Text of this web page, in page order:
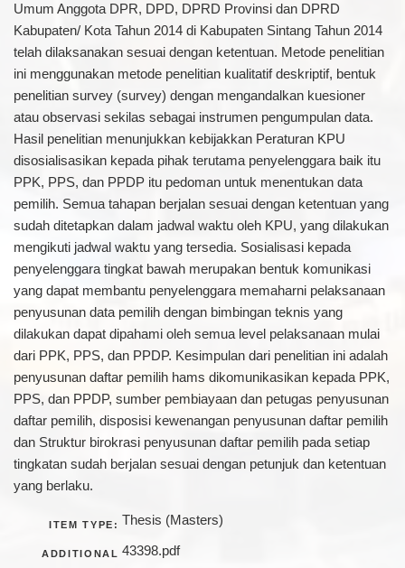
Umum Anggota DPR, DPD, DPRD Provinsi dan DPRD
Kabupaten/ Kota Tahun 2014 di Kabupaten Sintang Tahun 2014
telah dilaksanakan sesuai dengan ketentuan. Metode penelitian
ini menggunakan metode penelitian kualitatif deskriptif, bentuk
penelitian survey (survey) dengan mengandalkan kuesioner
atau observasi sekilas sebagai instrumen pengumpulan data.
Hasil penelitian menunjukkan kebijakkan Peraturan KPU
disosialisasikan kepada pihak terutama penyelenggara baik itu
PPK, PPS, dan PPDP itu pedoman untuk menentukan data
pemilih. Semua tahapan berjalan sesuai dengan ketentuan yang
sudah ditetapkan dalam jadwal waktu oleh KPU, yang dilakukan
mengikuti jadwal waktu yang tersedia. Sosialisasi kepada
penyelenggara tingkat bawah merupakan bentuk komunikasi
yang dapat membantu penyelenggara memaharni pelaksanaan
penyusunan data pemilih dengan bimbingan teknis yang
dilakukan dapat dipahami oleh semua level pelaksanaan mulai
dari PPK, PPS, dan PPDP. Kesimpulan dari penelitian ini adalah
penyusunan daftar pemilih hams dikomunikasikan kepada PPK,
PPS, dan PPDP, sumber pembiayaan dan petugas penyusunan
daftar pemilih, disposisi kewenangan penyusunan daftar pemilih
dan Struktur birokrasi penyusunan daftar pemilih pada setiap
tingkatan sudah berjalan sesuai dengan petunjuk dan ketentuan
yang berlaku.
ITEM TYPE: Thesis (Masters)
ADDITIONAL 43398.pdf